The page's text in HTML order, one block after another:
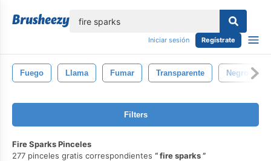
Iniciar sesión Regístrate
Fuego Llama Fumar Transparente Negro
Filters
Fire Sparks Pinceles
277 pinceles gratis correspondientes
fire sparks